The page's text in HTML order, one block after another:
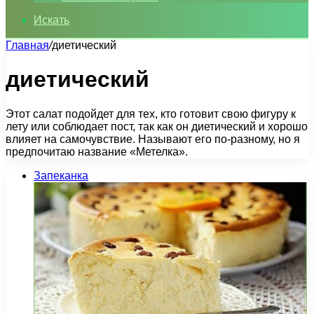
Искать
Главная/диетический
диетический
Этот салат подойдет для тех, кто готовит свою фигуру к
лету или соблюдает пост, так как он диетический и хорошо
влияет на самочувствие. Называют его по-разному, но я
предпочитаю название «Метелка».
Запеканка